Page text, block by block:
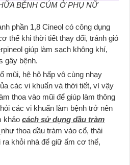
BỆNH CÚM Ở PHỤ NỮ
phần 1,8 Cineol có công dụng
thể khi thời tiết thay đổi, tránh gió
giúp làm sạch không khí,
gây bệnh.
mũi, hệ hô hấp vô cùng nhạy
các vi khuẩn và thời tiết, vì vậy
thoa vào mũi để giúp làm thông
các vi khuẩn làm bệnh trở nên
khảocách sử dụng dầu tràm
như thoa dầu tràm vào cổ, thái
khỏi nhà để giữ ấm cơ thể,